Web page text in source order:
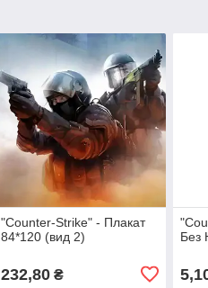
"Counter-Strike" - Плакат
84*120 (вид 2)
232,80₴
Без